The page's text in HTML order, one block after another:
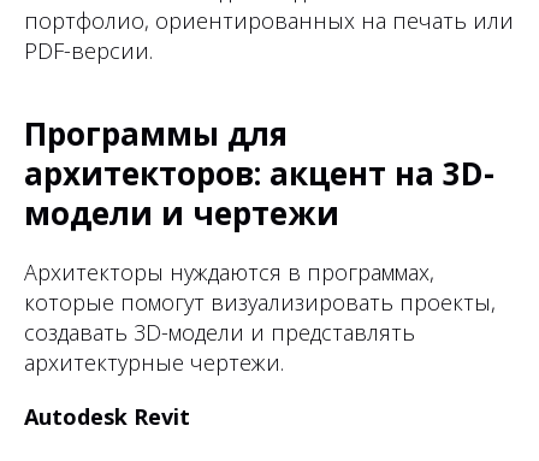
портфолио, ориентированных на печать или
PDF-версии.
Программы для
архитекторов: акцент на 3D-
модели и чертежи
Архитекторы нуждаются в программах,
которые помогут визуализировать проекты,
создавать 3D-модели и представлять
архитектурные чертежи.
Autodesk Revit